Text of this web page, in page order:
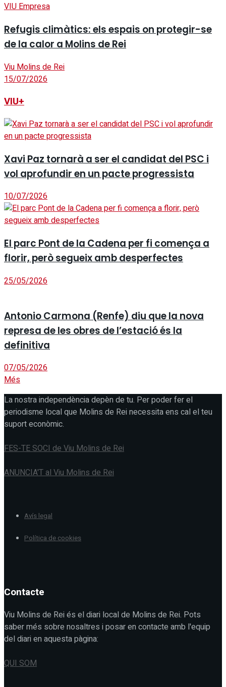
VIU Empresa
Refugis climàtics: els espais on protegir-se
de la calor a Molins de Rei
Viu Molins de Rei
15/07/2026
VIU+
Xavi Paz tornarà a ser el candidat del PSC i
vol aprofundir en un pacte progressista
10/07/2026
El parc Pont de la Cadena per fi comença a
florir, però segueix amb desperfectes
25/05/2026
Antonio Carmona (Renfe) diu que la nova
represa de les obres de l’estació és la
definitiva
07/05/2026
Més
La nostra independència depèn de tu. Per poder fer el
periodisme local que Molins de Rei necessita ens cal el teu
suport econòmic.
FES-TE SOCI de Viu Molins de Rei
ANUNCIA'T al Viu Molins de Rei
Avís legal
Política de cookies
Contacte
Viu Molins de Rei és el diari local de Molins de Rei. Pots
saber més sobre nosaltres i posar en contacte amb l'equip
del diari en aquesta pàgina:
QUI SOM